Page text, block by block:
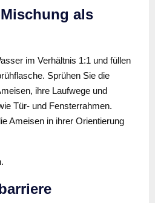
als
im Verhältnis 1:1 und füllen
Sprühen Sie die
ihre Laufwege und
Tür- und Fensterrahmen.
Ameisen in ihrer Orientierung